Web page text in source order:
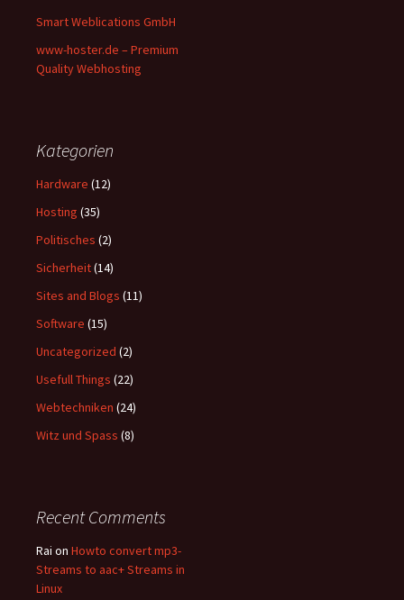
Smart Weblications GmbH
www-hoster.de – Premium
Quality Webhosting
Kategorien
Hardware (12)
Hosting (35)
Politisches (2)
Sicherheit(14)
Sites and Blogs (11)
Software (15)
Uncategorized (2)
Usefull Things (22)
Webtechniken (24)
Witz und Spass (8)
Recent Comments
Rai on Howto convert mp3-
Streams to aac+ Streams in
Linux